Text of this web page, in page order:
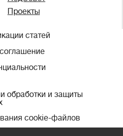
Проекты
статей
обработки и защиты
cookie-файлов